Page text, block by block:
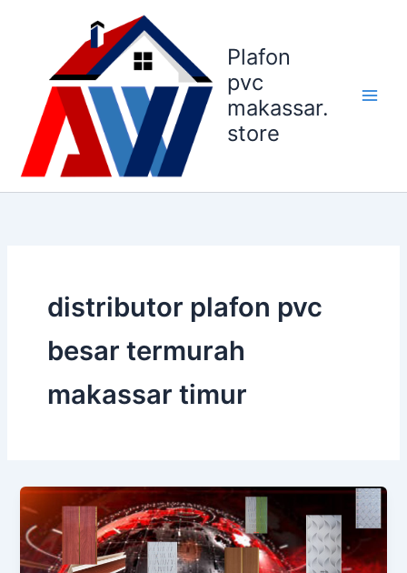
Plafon
pvc
makassar.
store
distributor plafon pvc
besar termurah
makassar timur